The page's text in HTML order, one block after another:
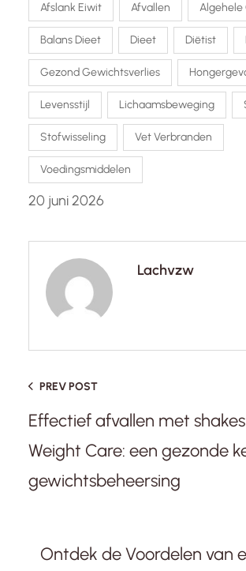
Afslank Eiwit Afvallen Algehele
Balans Dieet Dieet Diëtist
Gezond Gewichtsverlies
Levensstijl Lichaamsbeweging
Stofwisseling Vet Verbranden
Voedingsmiddelen
20 juni 2026
Lachvzw
PREV POST
Effectief afvallen met
Weight Care: een gezonde
gewichtsbeheersing
Ontdek de Voordelen van